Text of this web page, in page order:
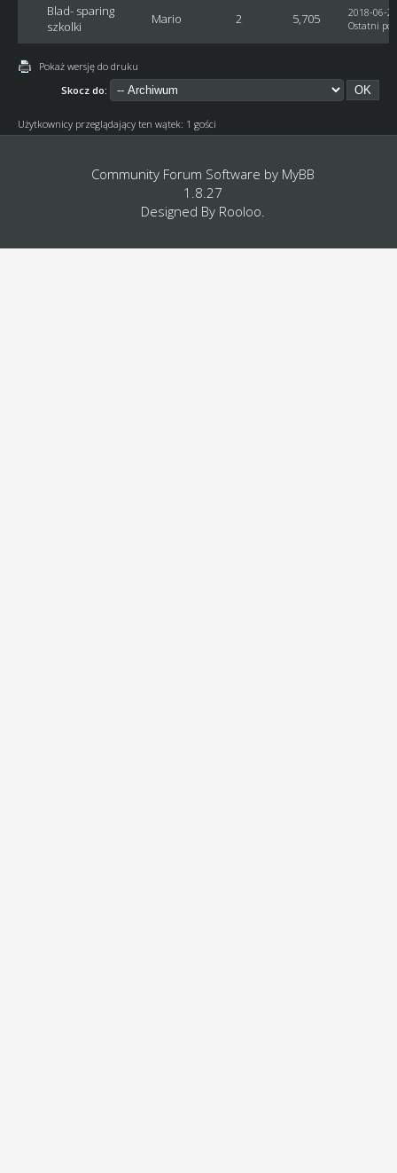
Blad- sparing
szkolki
Mario 2 5,705
2018-06-
Ostatni
Pokaż wersję do druku
Skocz do:
Użytkownicy przeglądający ten wątek: 1 gości
Community Forum Software by MyBB
1.8.27
Designed By Rooloo